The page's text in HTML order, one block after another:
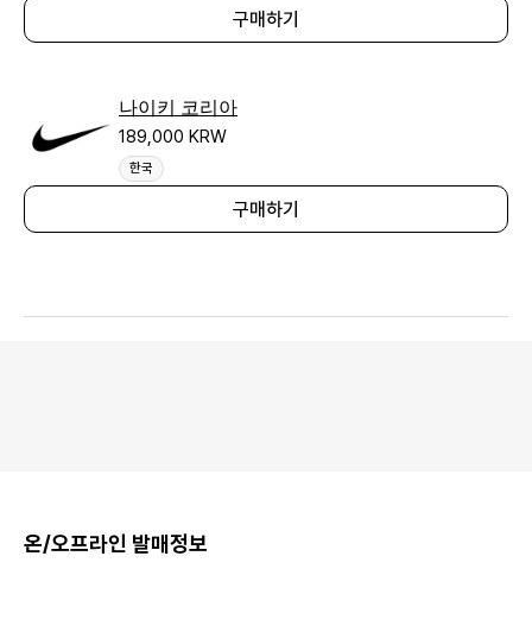
구매하기
나이키 코리아
189,000 KRW
한국
구매하기
온/오프라인 발매정보